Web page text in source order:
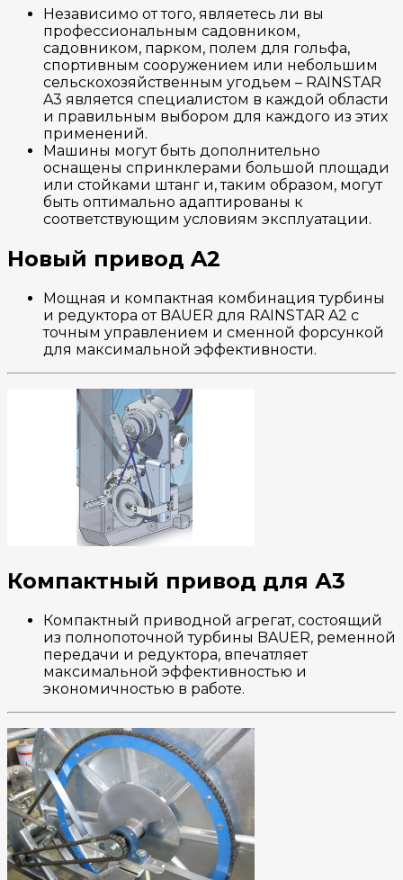
Независимо от того, являетесь ли вы
профессиональным садовником,
садовником, парком, полем для гольфа,
спортивным сооружением или небольшим
сельскохозяйственным угодьем – RAINSTAR
A3 является специалистом в каждой области
и правильным выбором для каждого из этих
применений.
Машины могут быть дополнительно
оснащены спринклерами большой площади
или стойками штанг и, таким образом, могут
быть оптимально адаптированы к
соответствующим условиям эксплуатации.
Новый привод A2
Мощная и компактная комбинация турбины
и редуктора от BAUER для RAINSTAR A2 с
точным управлением и сменной форсункой
для максимальной эффективности.
Компактный привод для А3
Компактный приводной агрегат, состоящий
из полнопоточной турбины BAUER, ременной
передачи и редуктора, впечатляет
максимальной эффективностью и
экономичностью в работе.